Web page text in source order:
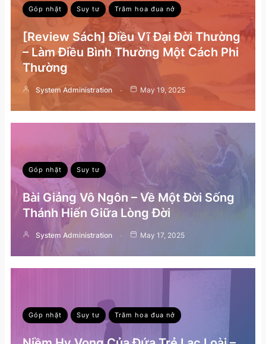
Góp nhặt Suy tư Trăm hoa đua nở
[Review Sách] Điều Vĩ Đại Đời Thường
– Làm Điều Bình Thường Một Cách Phi
Thường
System Administration May 19, 2025
Góp nhặt Suy tư
Bài Giảng Vô Ngôn – Về Một Đời Sống
Thánh Hiến Giữa Lòng Đời
System Administration May 17, 2025
Góp nhặt Suy tư Trăm hoa đua nở